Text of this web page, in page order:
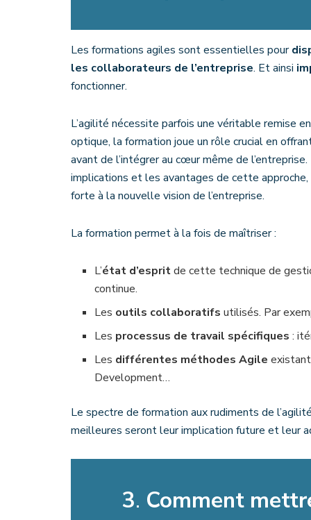
Les formations agiles sont essentielles pour
les collaborateurs de l’entreprise. Et ainsi
fonctionner.
L’agilité nécessite parfois une véritable remise
optique, la formation joue un rôle crucial en
avant de l’intégrer au cœur même de
implications et les avantages de cette
forte à la nouvelle vision de l’entreprise.
La formation permet à la fois de maîtriser :
L’état d’espritde cette technique de
continue.
Les outils collaboratifs utilisés. Par
Les processus de travail spécifiques :
Les différentes méthodes Agile
Development…
Le spectre de formation aux rudiments de
meilleures seront leur implication future et leur
3. Comment